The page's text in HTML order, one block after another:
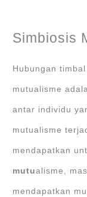
Simbiosis
Hubungan
mutualisme
antar individu
mutualisme
mendapatkan
mutualisme,
mendapatkan